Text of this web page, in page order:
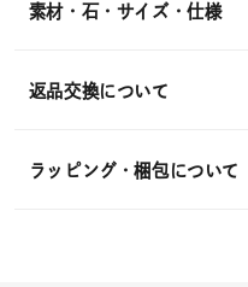
素材・石・サイズ・仕様
返品交換について
ラッピング・梱包について